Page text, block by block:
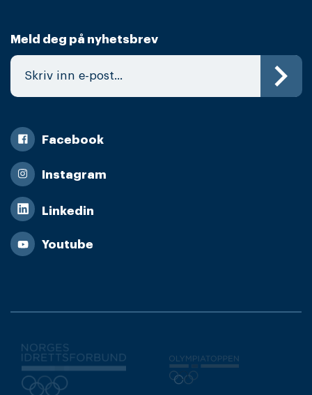
Meld deg på nyhetsbrev
Facebook
Instagram
Linkedin
Youtube